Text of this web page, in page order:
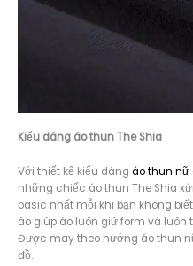
Kiểu dáng áo thun The Shia
Với thiết kế kiểu dáng áo thun nữ
những chiếc áo thun The Shia
basic nhất mỗi khi bạn không
áo giúp áo luôn giữ form và luôn
Được may theo hướng áo thun
đồ.